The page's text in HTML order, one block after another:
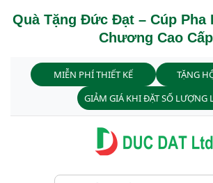
Quà Tặng Đức Đạt – Cúp Pha
Chương Cao Cấp
MIỄN PHÍ THIẾT KẾ
TẶNG
GIẢM GIÁ KHI ĐẶT SỐ LƯỢNG